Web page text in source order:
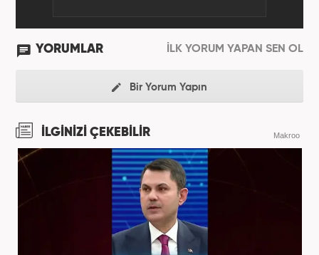
YORUMLAR İLK YORUM YAPAN SEN OL
Bir Yorum Yapın
İLGİNİZİ ÇEKEBİLİR Makroo